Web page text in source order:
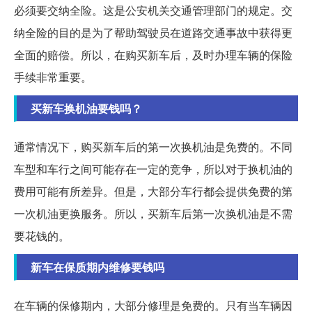
必须要交纳全险。这是公安机关交通管理部门的规定。交
纳全险的目的是为了帮助驾驶员在道路交通事故中获得更
全面的赔偿。所以，在购买新车后，及时办理车辆的保险
手续非常重要。
买新车换机油要钱吗？
通常情况下，购买新车后的第一次换机油是免费的。不同
车型和车行之间可能存在一定的竞争，所以对于换机油的
费用可能有所差异。但是，大部分车行都会提供免费的第
一次机油更换服务。所以，买新车后第一次换机油是不需
要花钱的。
新车在保质期内维修要钱吗
在车辆的保修期内，大部分修理是免费的。只有当车辆因